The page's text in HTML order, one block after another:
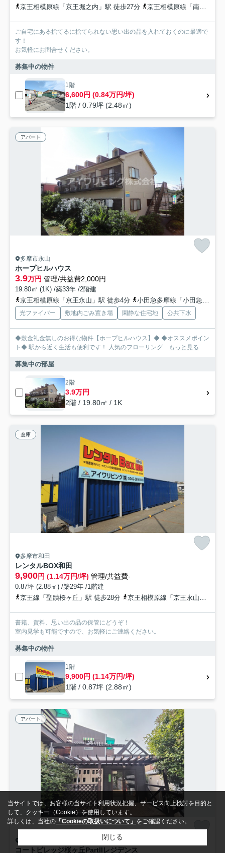
京王相模原線「京王堀之内」駅 徒歩27分
京王相模原線「南大沢」駅 徒歩31分
ご自宅にある捨てるに捨てられない思い出の品を入れておくのに最適で
す！
お気軽にお問合せください。
募集中の物件
1階
6,600円 (0.84万円/坪)
1階 / 0.79坪 (2.48㎡)
アパート
多摩市永山
ホープヒルハウス
3.9万円 管理/共益費2,000円
19.80㎡ (1K) /築33年 /2階建
京王相模原線「京王永山」駅 徒歩4分
小田急多摩線「小田急永山」駅 徒歩4分
光ファイバー 敷地内ごみ置き場 閑静な住宅地 公共下水
◆敷金礼金無しのお得な物件【ホープヒルハウス】◆ ◆オススメポイン
ト◆ 駅から近く生活も便利です！ 人気のフローリング...
もっと見る
募集中の部屋
2階
3.9万円
2階 / 19.80㎡ / 1K
倉庫
多摩市和田
レンタルBOX和田
9,900円 (1.14万円/坪) 管理/共益費-
0.87坪 (2.88㎡) /築29年 /1階建
京王線「聖蹟桜ヶ丘」駅 徒歩28分
京王相模原線「京王永山」駅 徒歩26分
書籍、資料、思い出の品の保管にどうぞ！
室内見学も可能ですので、お気軽にご連絡ください。
募集中の物件
1階
9,900円 (1.14万円/坪)
1階 / 0.87坪 (2.88㎡)
アパート
コートビレッジ桜ヶ丘PartIIレジデンス
当サイトでは、お客様の当サイト利用状況把握、サービス向上検討を目的と
して、クッキー（Cookie）を使用しています。
詳しくは、当社の 「Cookieの取扱いについて」 をご確認ください。
閉じる